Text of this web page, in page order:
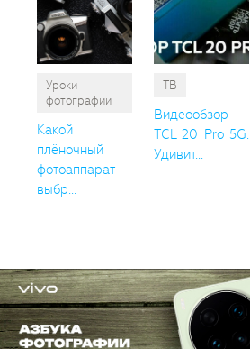
Уроки
фотографии
Какой
плёночный
фотоаппарат
выбр...
ТВ
Видеообзор
TCL 20 Pro 5G:
Удивит...